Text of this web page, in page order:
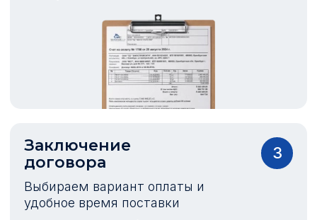
Заключение
договора
Выбираем вариант оплаты и
удобное время поставки
3